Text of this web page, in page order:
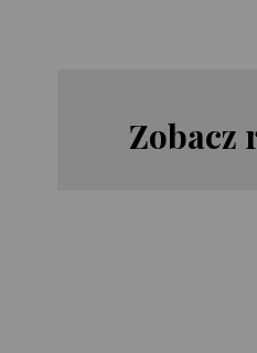
Zobacz
Lauren